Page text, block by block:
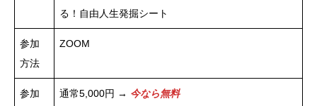
る！自由人生発掘シート
参加
方法
ZOOM
参加
通常5,000円 → 今なら無料